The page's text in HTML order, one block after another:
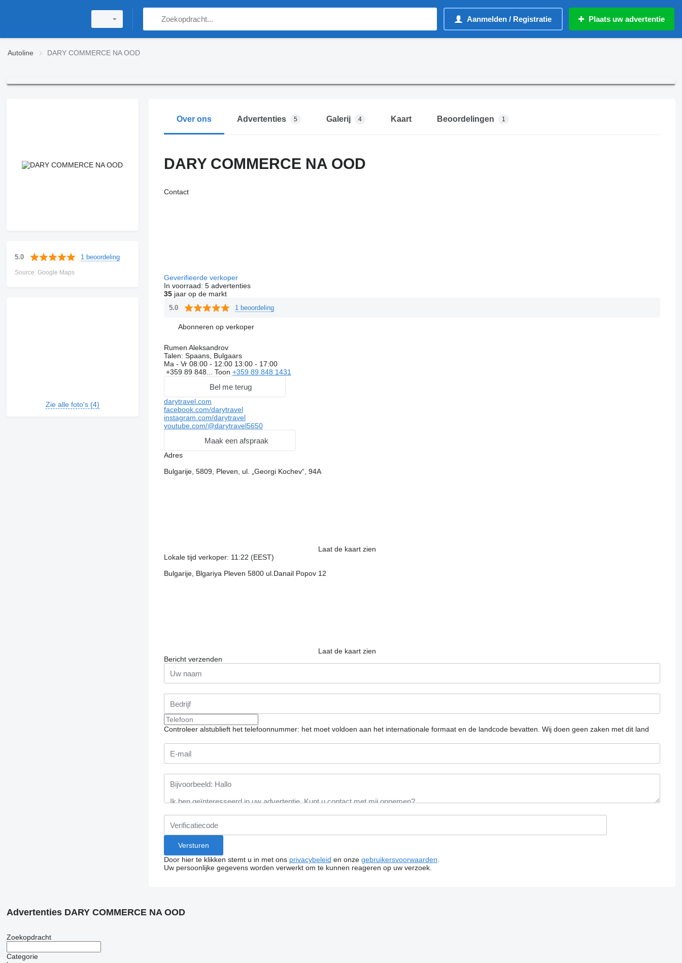
Aanmelden / Registratie Plaats uw advertentie
Autoline DARY COMMERCE NA OOD
5.0 1 beoordeling
Source: Google Maps
Zie alle foto's (4)
Over ons Advertenties 5 Galerij 4 Kaart Beoordelingen 1
DARY COMMERCE NA OOD
Contact
Geverifieerde verkoper
In voorraad: 5 advertenties
35jaar op de markt
5.0 1 beoordeling
Abonneren op verkoper
Rumen Aleksandrov
Talen: Spaans, Bulgaars
Ma - Vr 08:00 - 12:00 13:00 - 17:00
+359 89 848... Toon +359 89 848 1431
Bel me terug
darytravel.com
facebook.com/darytravel
instagram.com/darytravel
youtube.com/@darytravel5650
Maak een afspraak
Adres
Bulgarije, 5809, Pleven, ul. „Georgi Kochev“, 94A
Laat de kaart zien
Lokale tijd verkoper: 11:22 (EEST)
Bulgarije, Blgariya Pleven 5800 ul.Danail Popov 12
Laat de kaart zien
Bericht verzenden
Controleer alstublieft het telefoonnummer: het moet voldoen aan het internationale formaat en de landcode bevatten. Wij doen geen zaken met dit land
Door hier te klikken stemt u in met ons privacybeleid en onze gebruikersvoorwaarden
Uw persoonlijke gegevens worden verwerkt om te kunnen reageren op uw verzoek.
Advertenties DARY COMMERCE NA OOD
Zoekopdracht
Categorie